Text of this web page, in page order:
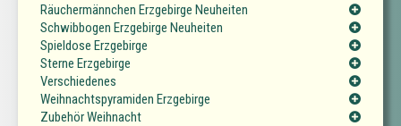
Räuchermännchen Erzgebirge Neuheiten
Schwibbogen Erzgebirge Neuheiten
Spieldose Erzgebirge
Sterne Erzgebirge
Verschiedenes
Weihnachtspyramiden Erzgebirge
Zubehör Weihnacht